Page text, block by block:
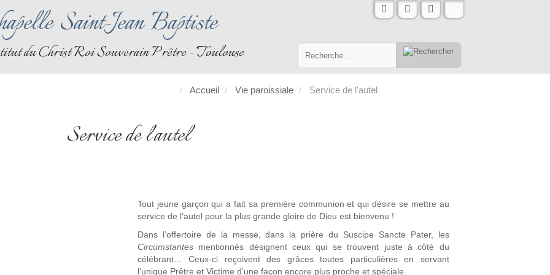
Saint-Jean Baptiste
du Christ Roi Souverain Prêtre - Toulouse
Accueil Vie paroissiale Service de l'autel
Service de l'autel
Tout jeune garçon qui a fait sa première communion et qui désire se mettre au
service de l’autel pour la plus grande gloire de Dieu est bienvenu !
Dans l’offertoire de la messe, dans la prière du Suscipe Sancte Pater, les
Circumstantes mentionnés désignent ceux qui se trouvent juste à côté du
célébrant… Ceux-ci reçoivent des grâces toutes particulières en servant
l’unique Prêtre et Victime d’une façon encore plus proche et spéciale.